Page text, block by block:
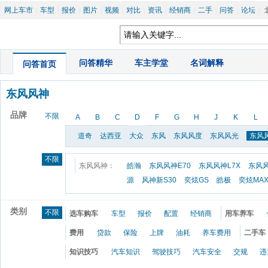
网上车市 车型 报价 图片 视频 对比 资讯 经销商 二手 问答 论坛
问答首页 问答精华 车主学堂 名词解释
东风风神
品牌 不限 A B C D F G H J K L
道奇 达西亚 大众 东风 东风风度 东风风光 东风
不限
东风风神： 皓瀚 东风风神E70 东风风神L7X
东风
源
风神新S30 奕炫GS 皓极 奕炫MAX
类别 不限 选车购车 车型 报价 配置 经销商 用车养车
费用 贷款 保险 上牌 油耗 养车费用 二手车
知识技巧 汽车知识 驾驶技巧 汽车安全 交规 违